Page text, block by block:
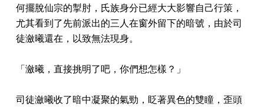
何擺脫仙宗的掣肘，氏族身分已經大大影響自己行策，
尤其看到了先前派出的三人在窗外留下的暗號，由於司
徒瀲曦還在，以致無法現身。
「瀲曦，直接挑明了吧，你們想怎樣？」
司徒瀲曦收了暗中凝聚的氣勁，眨著異色的雙瞳，歪頭